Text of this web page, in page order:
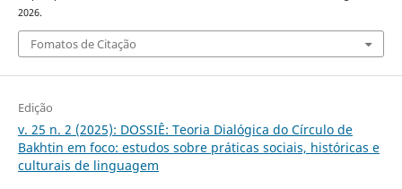
2026.
Fomatos de Citação
Edição
v. 25 n. 2 (2025): DOSSIÊ: Teoria Dialógica do Círculo de
Bakhtin em foco: estudos sobre práticas sociais, históricas e
culturais de linguagem